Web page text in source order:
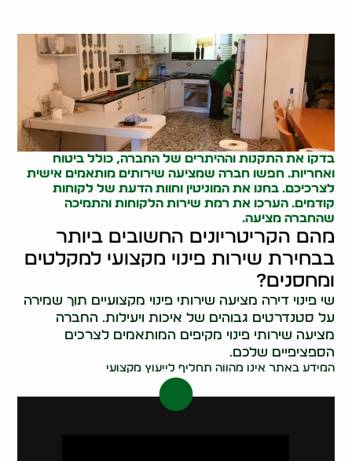
בדקו את התקנות וההיתרים של החברה, כולל ביטוח
ואחריות. חפשו חברה שמציעה שירותים מותאמים אישית
לצרכיכם. בחנו את המוניטין וחוות הדעת של לקוחות
קודמים. הערכו את רמת שירות הלקוחות והתמיכה
שהחברה מציעה.
מהם הקריטריונים החשובים ביותר
בבחירת שירות פינוי מקצועי למקלטים
ומחסנים?
שי פינוי דירה מציעה שירותי פינוי מקצועיים תוך שמירה
על סטנדרטים גבוהים של איכות ויעילות. החברה
מציעה שירותי פינוי מקיפים המותאמים לצרכים
הספציפיים שלכם.
המידע באתר אינו מהווה תחליף לייעוץ מקצועי